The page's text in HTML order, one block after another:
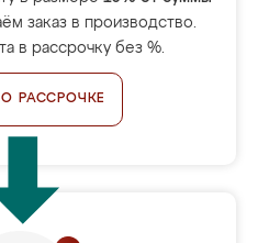
заказ в производство.
в рассрочку без %.
РАССРОЧКЕ